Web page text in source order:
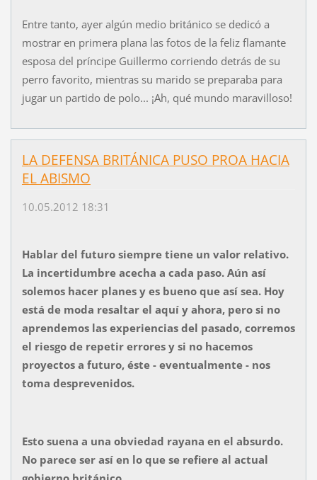
Entre tanto, ayer algún medio británico se dedicó a
mostrar en primera plana las fotos de la feliz flamante
esposa del príncipe Guillermo corriendo detrás de su
perro favorito, mientras su marido se preparaba para
jugar un partido de polo... ¡Ah, qué mundo maravilloso!
LA DEFENSA BRITÁNICA PUSO PROA HACIA
EL ABISMO
10.05.2012 18:31
Hablar del futuro siempre tiene un valor relativo.
La incertidumbre acecha a cada paso. Aún así
solemos hacer planes y es bueno que así sea. Hoy
está de moda resaltar el aquí y ahora, pero si no
aprendemos las experiencias del pasado, corremos
el riesgo de repetir errores y si no hacemos
proyectos a futuro, éste - eventualmente - nos
toma desprevenidos.
Esto suena a una obviedad rayana en el absurdo.
No parece ser así en lo que se refiere al actual